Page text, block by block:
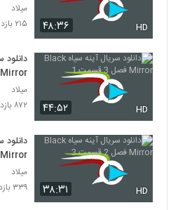
۴۸:۳۶ HD
میلاد
۲۱۵ بازدید
۴۴:۵۲ HD
Mirror فصل 3 قسمت 1
میلاد
۸۷۲ بازدید
۳۸:۳۱ HD
Mirror فصل 2 قسمت 3
میلاد
۳۳۹ بازدید